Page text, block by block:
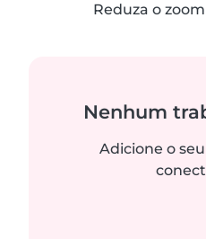
Reduza o
Nenhum
Adicione o